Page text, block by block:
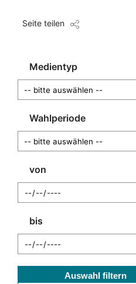
Seite teilen
Medientyp
Wahlperiode
von
bis
Auswahl filtern